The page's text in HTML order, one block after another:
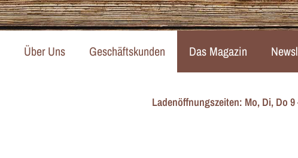
Über Uns Geschäftskunden Das Magazin
Ladenöffnungszeiten: Mo, Di, Do 9